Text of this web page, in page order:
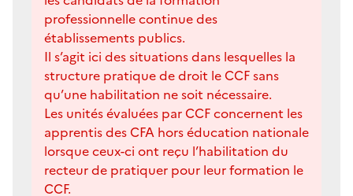
professionnelle continue des
établissements publics.
Il s’agit ici des situations dans lesquelles la
structure pratique de droit le CCF sans
qu’une habilitation ne soit nécessaire.
Les unités évaluées par CCF concernent les
apprentis des CFA hors éducation nationale
lorsque ceux-ci ont reçu l’habilitation du
recteur de pratiquer pour leur formation le
CCF.